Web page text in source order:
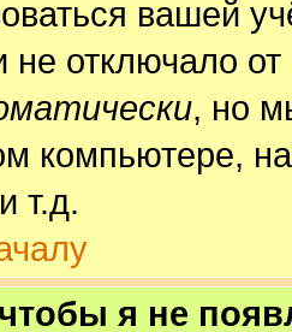
вашей
не отключало
, но
компьютере,
т.д.
я не